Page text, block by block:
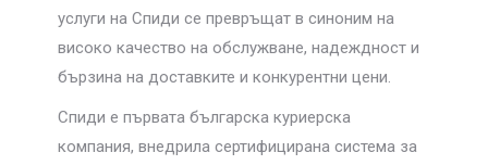
услуги на Спиди се превръщат в синоним на
високо качество на обслужване, надеждност и
бързина на доставките и конкурентни цени.
Спиди е първата българска куриерска
компания, внедрила сертифицирана система за